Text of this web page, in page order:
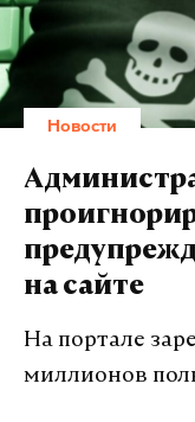
Новости
на сайте
На портале
миллионов